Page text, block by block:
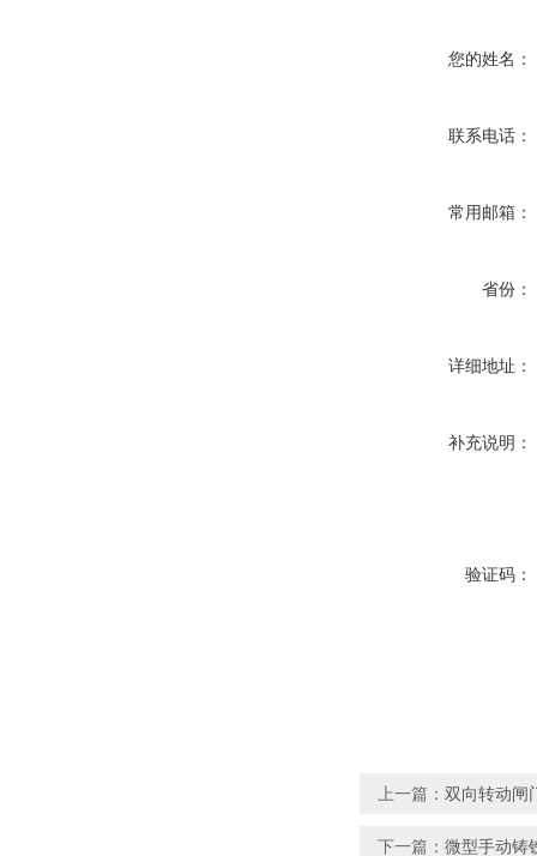
您的姓名：
联系电话：
常用邮箱：
省份：
详细地址：
补充说明：
验证码：
上一篇： 双向转动闸
下一篇： 微型手动铸